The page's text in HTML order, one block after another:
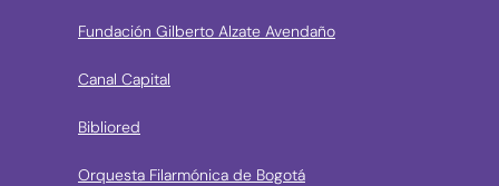
Fundación Gilberto Alzate Avendaño
Canal Capital
Bibliored
Orquesta Filarmónica de Bogotá